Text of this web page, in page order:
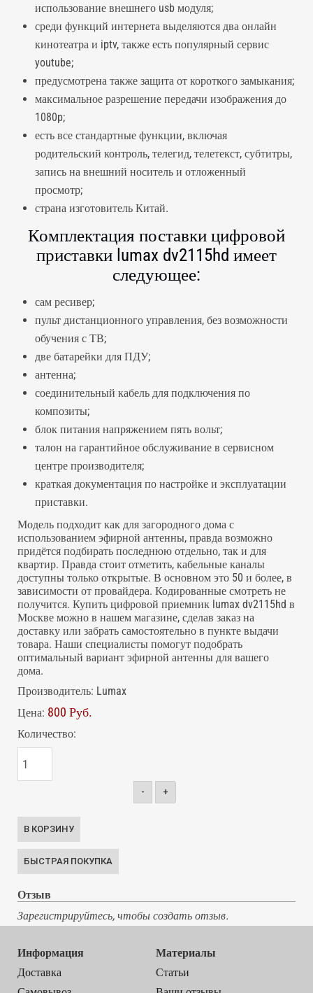
использование внешнего usb модуля;
среди функций интернета выделяются два онлайн
кинотеатра и iptv, также есть популярный сервис
youtube;
предусмотрена также защита от короткого замыкания;
максимальное разрешение передачи изображения до
1080p;
есть все стандартные функции, включая
родительский контроль, телегид, телетекст, субтитры,
запись на внешний носитель и отложенный
просмотр;
страна изготовитель Китай.
Комплектация поставки цифровой
приставки lumax dv2115hd имеет
следующее:
сам ресивер;
пульт дистанционного управления, без возможности
обучения с ТВ;
две батарейки для ПДУ;
антенна;
соединительный кабель для подключения по
композиты;
блок питания напряжением пять вольт;
талон на гарантийное обслуживание в сервисном
центре производителя;
краткая документация по настройке и эксплуатации
приставки.
Модель подходит как для загородного дома с
использованием эфирной антенны, правда возможно
придётся подбирать последнюю отдельно, так и для
квартир. Правда стоит отметить, кабельные каналы
доступны только открытые. В основном это 50 и более, в
зависимости от провайдера. Кодированные смотреть не
получится. Купить цифровой приемник lumax dv2115hd в
Москве можно в нашем магазине, сделав заказ на
доставку или забрать самостоятельно в пункте выдачи
товара. Наши специалисты помогут подобрать
оптимальный вариант эфирной антенны для вашего
дома.
Производитель: Lumax
Цена: 800 Руб.
Количество:
- +
Отзыв
Зарегистрируйтесь, чтобы создать отзыв.
Информация
Доставка
Материалы
Статьи